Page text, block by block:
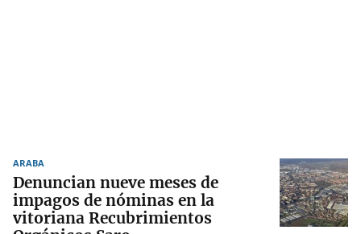
ARABA
Denuncian nueve meses de
impagos de nóminas en la
vitoriana Recubrimientos